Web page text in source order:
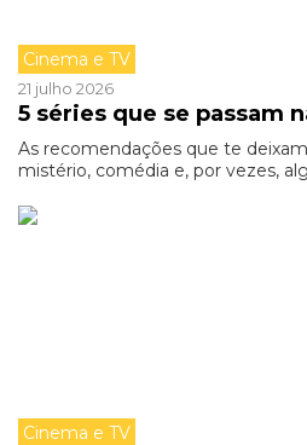
Cinema e TV
21 julho 2026
5 séries que se passam
As recomendações que te
mistério, comédia e, por vezes,
Cinema e TV